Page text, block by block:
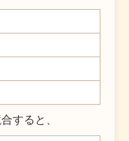
すると、